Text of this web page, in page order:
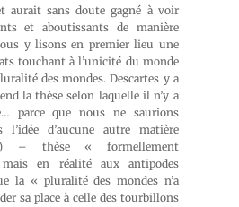
aurait sans doute gagné à voir
et aboutissants de manière
y lisons en premier lieu une
touchant à l’unicité du monde
des mondes. Descartes y a
la thèse selon laquelle il n’y a
parce que nous ne saurions
d’aucune autre matière
thèse « formellement
en réalité aux antipodes
la « pluralité des mondes n’a
sa place à celle des tourbillons